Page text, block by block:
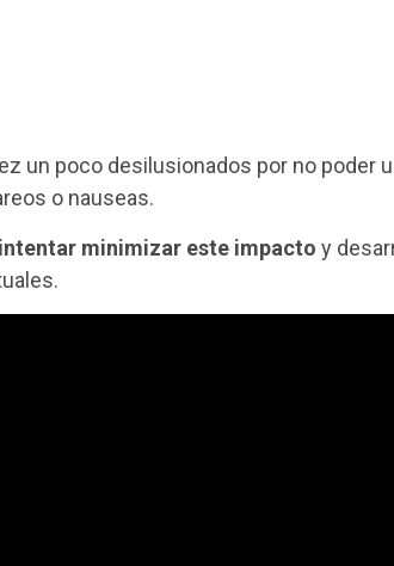
un poco desilusionados por no poder
o nauseas.
minimizar este impacto y